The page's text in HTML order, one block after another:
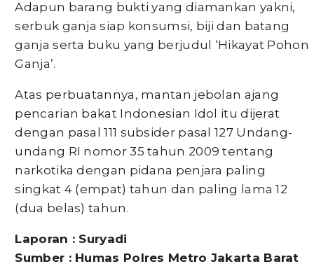
Adapun barang bukti yang diamankan yakni,
serbuk ganja siap konsumsi, biji dan batang
ganja serta buku yang berjudul ‘Hikayat Pohon
Ganja’.
Atas perbuatannya, mantan jebolan ajang
pencarian bakat Indonesian Idol itu dijerat
dengan pasal 111 subsider pasal 127 Undang-
undang RI nomor 35 tahun 2009 tentang
narkotika dengan pidana penjara paling
singkat 4 (empat) tahun dan paling lama 12
(dua belas) tahun.
Laporan : Suryadi
Sumber : Humas Polres Metro Jakarta Barat